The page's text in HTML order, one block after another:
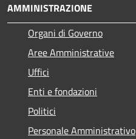
AMMINISTRAZIONE
Organi di Governo
Aree Amministrative
Uffici
Enti e fondazioni
Politici
Personale Amministrativo